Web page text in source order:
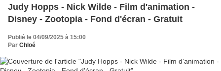
Judy Hopps - Nick Wilde - Film d'animation -
Disney - Zootopia - Fond d'écran - Gratuit
Publié le 04/09/2025 à 15:00
Par Chloé